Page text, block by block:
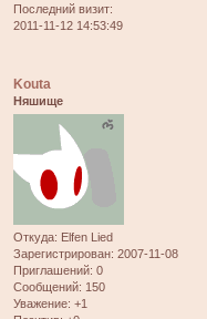
Последний визит:
2011-11-12 14:53:49
Kouta
Няшище
Откуда: Elfen Lied
Зарегистрирован: 2007-11-08
Приглашений: 0
Сообщений: 150
Уважение: +1